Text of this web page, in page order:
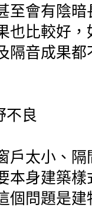
至會有陰
也比較好
隔音成果
不良
戶太小、
本身建築
個問題是